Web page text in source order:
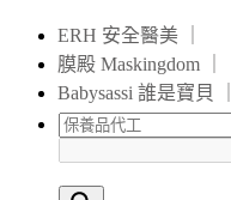
ERH 安全醫美 ｜
膜殿 Maskingdom ｜
Babysassi 誰是寶貝 ｜